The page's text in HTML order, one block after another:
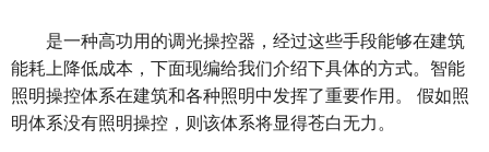
是一种高功用的调光操控器，经过这些手段能够在建筑
能耗上降低成本，下面现编给我们介绍下具体的方式。智能
照明操控体系在建筑和各种照明中发挥了重要作用。 假如照
明体系没有照明操控，则该体系将显得苍白无力。